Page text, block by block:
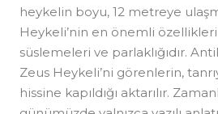
heykelin boyu, 12 metreye
Heykeli’nin en önemli
süslemeleri ve parlaklığıdır.
Zeus Heykeli’ni görenlerin,
hissine kapıldığı aktarılır.